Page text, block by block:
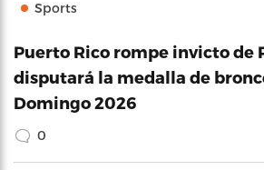
Sports
Puerto Rico rompe invicto de
disputará la medalla de
Domingo 2026
0